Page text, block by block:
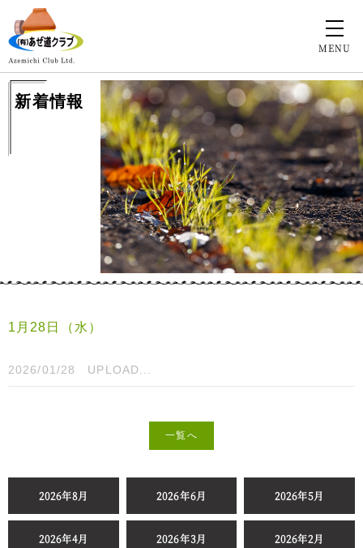
MENU
新着情報
1月28日（水）
2026/01/28 UPLOAD...
一覧へ
2026年8月 2026年6月 2026年5月
2026年4月 2026年3月 2026年2月